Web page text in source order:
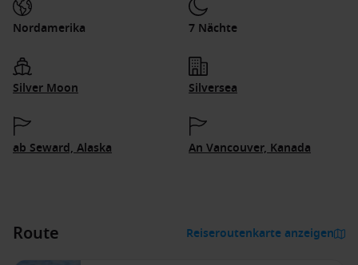
Nordamerika 7 Nächte
Silver Moon Silversea
ab Seward, Alaska An Vancouver, Kanada
Route Reiseroutenkarte anzeigen